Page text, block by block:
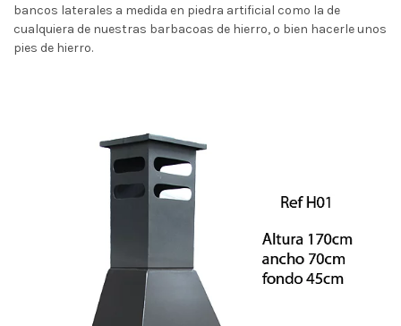
bancos laterales a medida en piedra artificial como la de
cualquiera de nuestras barbacoas de hierro, o bien hacerle unos
pies de hierro.